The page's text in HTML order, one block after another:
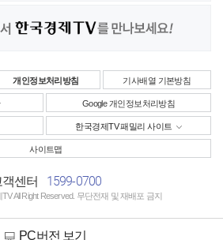
개인정보처리방침 기사배열 기본방침
Google 개인정보처리방침
한국경제TV 패밀리 사이트
사이트맵
객센터 1599-0700
All Right Reserved. 무단전재 및 재배포 금지
PC버전 보기